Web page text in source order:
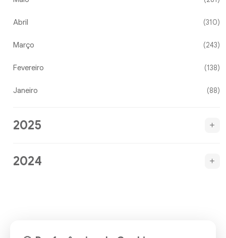
Abril (310)
Março (243)
Fevereiro (138)
Janeiro (88)
2025
2024